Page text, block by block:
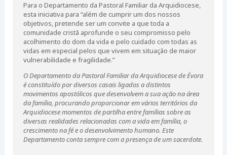
Para o Departamento da Pastoral Familiar da Arquidiocese,
esta iniciativa para “além de cumprir um dos nossos
objetivos, pretende ser um convite a que toda a
comunidade cristã aprofunde o seu compromisso pelo
acolhimento do dom da vida e pelo cuidado com todas as
vidas em especial pelos que vivem em situação de maior
vulnerabilidade e fragilidade.”
O Departamento da Pastoral Familiar da Arquidiocese de Évora
é constituído por diversos casais ligados a distintos
movimentos apostólicos que desenvolvem a sua ação na área
da família, procurando proporcionar em vários territórios da
Arquidiocese momentos de partilha entre famílias sobre as
diversas realidades relacionadas com a vida em família, o
crescimento na fé e o desenvolvimento humano. Este
Departamento conta sempre com a presença de um sacerdote.